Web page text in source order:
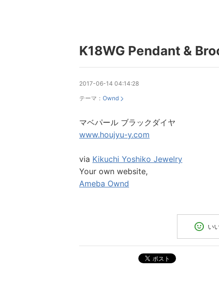
K18WG Pendant &
2017-06-14 04:14:28
テーマ： Ownd
マベパール ブラックダイヤ
www.houjyu-y.com
via Kikuchi Yoshiko Jewelry
Your own website,
Ameba Ownd
い
ポスト